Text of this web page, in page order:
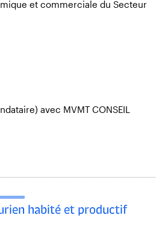
et commerciale du Secteur
avec MVMT CONSEIL
habité et productif